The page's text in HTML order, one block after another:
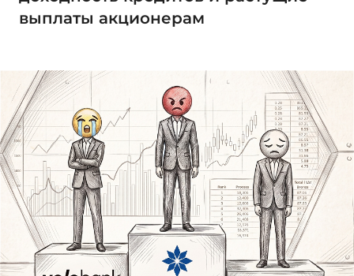
выплаты акционерам